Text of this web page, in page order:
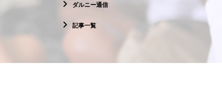
ダルニー通信
記事一覧